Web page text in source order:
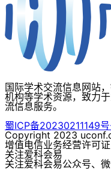
国际学术交流信息网站
机构等学术资源，致力
流信息服务。
蜀ICP备20230211149
Copyright 2023
增值电信业务经营许可
关注爱科会易
关注爱科会易公众号、